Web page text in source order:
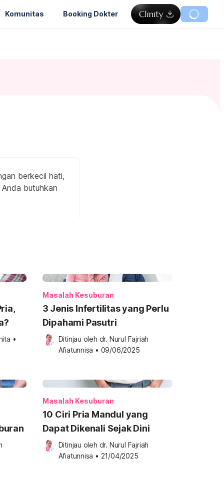
Komunitas Booking Dokter
berkecil hati,
butuhkan
•
Masalah Kesuburan
3 Jenis Infertilitas yang Perlu
Dipahami Pasutri
Ditinjau oleh dr. Nurul Fajriah
Afiatunnisa • 09/06/2025
Masalah Kesuburan
10 Ciri Pria Mandul yang
Dapat Dikenali Sejak Dini
Ditinjau oleh dr. Nurul Fajriah
Afiatunnisa • 21/04/2025